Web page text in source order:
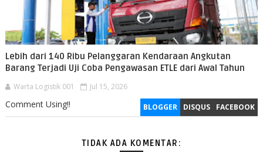
Lebih dari 140 Ribu Pelanggaran Kendaraan Angkutan
Barang Terjadi Uji Coba Pengawasan ETLE dari Awal Tahun
Warta Logistik 001 Jul 15, 2026
BLOGGER DISQUS FACEBOOK
Comment Using!!
TIDAK ADA KOMENTAR: